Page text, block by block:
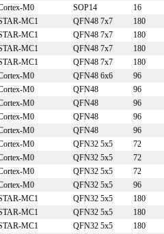
M0 SOP14
16
MC1 QFN48 7x7
180
MC1 QFN48 7x7
180
MC1 QFN48 7x7
180
MC1 QFN48 7x7
180
M0 QFN48 6x6
96
M0 QFN48
96
M0 QFN48
96
M0 QFN48
96
M0 QFN48
96
M0 QFN32 5x5
72
M0 QFN32 5x5
72
M0 QFN32 5x5
72
M0 QFN32 5x5
96
MC1 QFN32 5x5
180
MC1 QFN32 5x5
180
MC1 QFN32 5x5
180